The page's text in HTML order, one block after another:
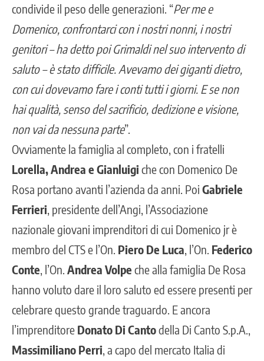
condivide il peso delle generazioni. “Per me e
Domenico, confrontarci con i nostri nonni, i nostri
genitori – ha detto poi Grimaldi nel suo intervento di
saluto – è stato difficile. Avevamo dei giganti dietro,
con cui dovevamo fare i conti tutti i giorni. E se non
hai qualità, senso del sacrificio, dedizione e visione,
non vai da nessuna parte”.
Ovviamente la famiglia al completo, con i fratelli
Lorella, Andrea e Gianluigiche con Domenico De
Rosa portano avanti l’azienda da anni. Poi Gabriele
Ferrieri , presidente dell’Angi, l’Associazione
nazionale giovani imprenditori di cui Domenico jr è
membro del CTS e l’On. Piero De Luca , l’On. Federico
Conte , l’On. Andrea Volpe che alla famiglia De Rosa
hanno voluto dare il loro saluto ed essere presenti per
celebrare questo grande traguardo. E ancora
l’imprenditore Donato Di Cantodella Di Canto S.p.A.,
Massimiliano Perri , a capo del mercato Italia di